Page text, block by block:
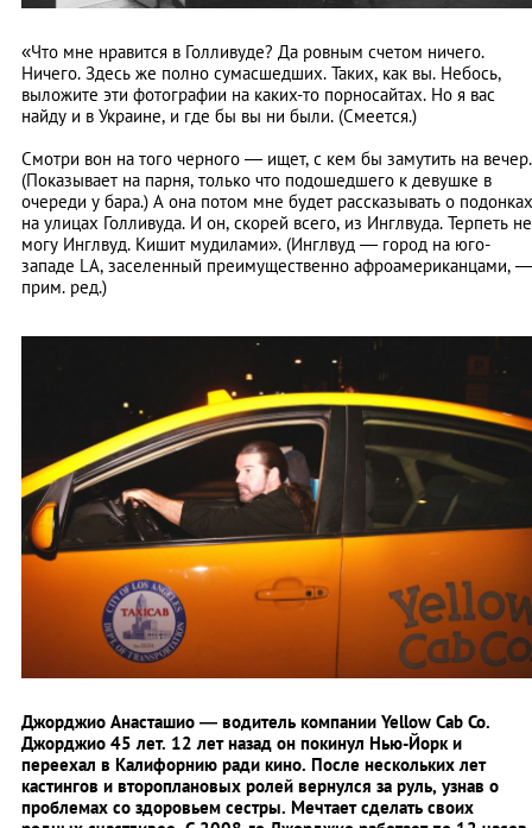
«Что мне нравится в Голливуде? Да ровным счетом ничего.
Ничего. Здесь же полно сумасшедших. Таких, как вы. Небось,
выложите эти фотографии на каких-то порносайтах. Но я вас
найду и в Украине, и где бы вы ни были. (Смеется.)
Смотри вон на того черного — ищет, с кем бы замутить на вечер.
(Показывает на парня, только что подошедшего к девушке в
очереди у бара.) А она потом мне будет рассказывать о подонках
на улицах Голливуда. И он, скорей всего, из Инглвуда. Терпеть не
могу Инглвуд. Кишит мудилами». (Инглвуд — город на юго-
западе LA, заселенный преимущественно афроамериканцами, —
прим. ред.)
Джорджио Анасташио — водитель компании Yellow Cab Co.
Джорджио 45 лет. 12 лет назад он покинул Нью-Йорк и
переехал в Калифорнию ради кино. После нескольких лет
кастингов и второплановых ролей вернулся за руль, узнав о
проблемах со здоровьем сестры. Мечтает сделать своих